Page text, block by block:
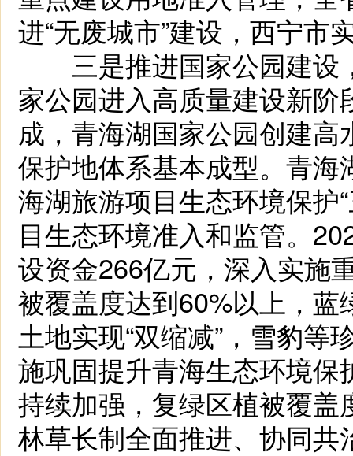
进“无废城市”建设，西宁
三是推进国家公园建设
家公园进入高质量建设新
成，青海湖国家公园创建
保护地体系基本成型。青
海湖旅游项目生态环境保护
目生态环境准入和监管。
设资金266亿元，深入实施
被覆盖度达到60%以上，
土地实现“双缩减”，雪豹等
施巩固提升青海生态环境
持续加强，复绿区植被覆
林草长制全面推进、协同